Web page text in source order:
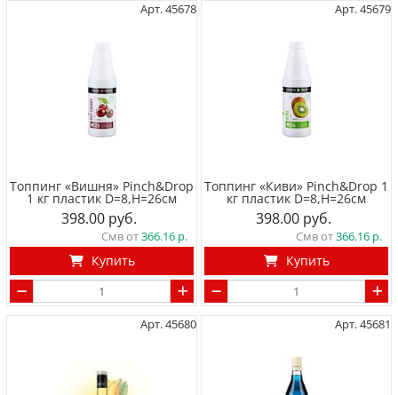
Арт. 45678
Топпинг «Вишня» Pinch&Drop
1 кг пластик D=8,H=26см
398.00
Смв от366.16
Купить
Арт. 45679
Топпинг «Киви» Pinch&Drop 1
кг пластик D=8,H=26см
398.00
Смв от366.16
Купить
Арт. 45680 Арт. 45681